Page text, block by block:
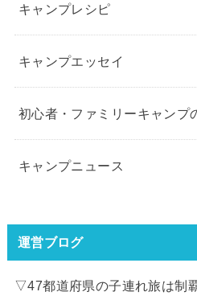
キャンプレシピ
キャンプエッセイ
初心者・ファミリーキャンプ
キャンプニュース
運営ブログ
▽47都道府県の子連れ旅は制